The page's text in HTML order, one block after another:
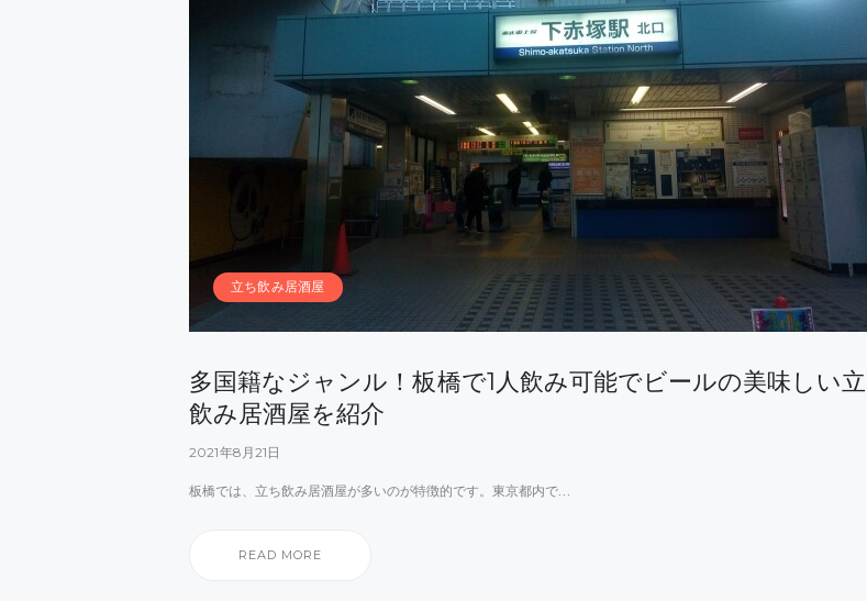
立ち飲み居酒屋
多国籍なジャンル！板橋で1人飲み可能でビールの美味しい
飲み居酒屋を紹介
2021年8月21日
板橋では、立ち飲み居酒屋が多いのが特徴的です。東京都内で…
READ MORE